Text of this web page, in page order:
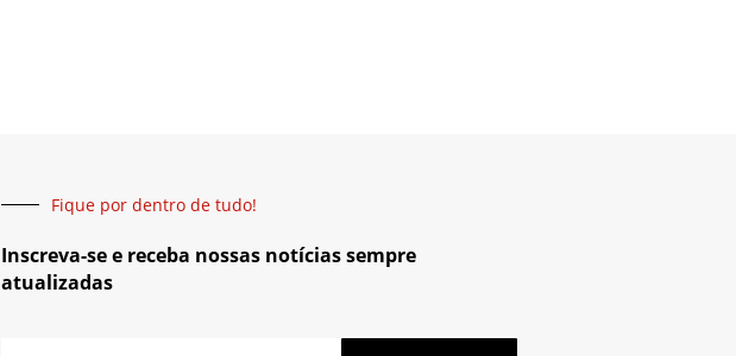
Fique por dentro de tudo!
Inscreva-se e receba nossas notícias sempre
atualizadas